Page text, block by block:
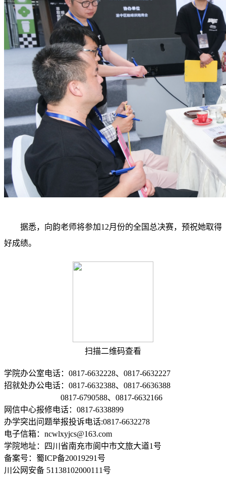
据悉，向韵老师将参加12月份的全国总决赛，预祝她取得
好成绩。
扫描二维码查看
学院办公室电话：0817-6632228、0817-6632227
招就处办公电话：0817-6632388、0817-6636388
0817-6790588、0817-6632166
网信中心报修电话：0817-6338899
办学突出问题举报投诉电话:0817-6632278
电子信箱：ncwlxyjcs@163.com
学院地址：四川省南充市阆中市文旅大道1号
备案号：蜀ICP备20019291号
川公网安备 51138102000111号